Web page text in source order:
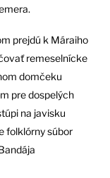
prejdú k Máraiho
remeselnícke
domčeku
pre dospelých
na javisku
folklórny súbor